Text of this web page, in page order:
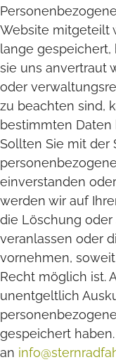
Website mitgeteilt
lange
sie uns anvertraut
oder
zu beachten sind,
bestimmten Daten
Sollten Sie mit der
einverstanden
werden wir auf
die Löschung oder
veranlassen oder
vornehmen,
Recht möglich ist.
unentgeltlich
gespeichert
an